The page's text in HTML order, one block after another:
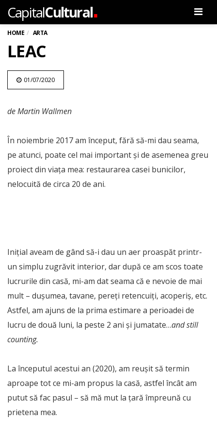
CapitalCultural
HOME ARTA
LEAC
01/07/2020
de Martin Wallmen
În noiembrie 2017 am început, fără să-mi dau seama,
pe atunci, poate cel mai important și de asemenea greu
proiect din viața mea: restaurarea casei bunicilor,
nelocuită de circa 20 de ani.
Inițial aveam de gând să-i dau un aer proaspăt printr-
un simplu zugrăvit interior, dar după ce am scos toate
lucrurile din casă, mi-am dat seama că e nevoie de mai
mult – dușumea, tavane, pereți retencuiți, acoperiș, etc.
Astfel, am ajuns de la prima estimare a perioadei de
lucru de două luni, la peste 2 ani și jumatate…and still
counting.
La începutul acestui an (2020), am reușit să termin
aproape tot ce mi-am propus la casă, astfel încât am
putut să fac pasul – să mă mut la țară împreună cu
prietena mea.